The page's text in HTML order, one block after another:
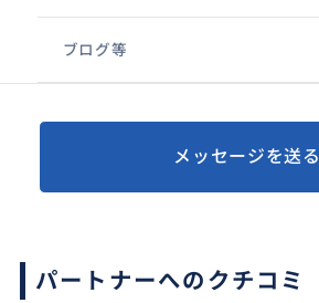
ブログ等
メッセージを送る
パートナーへのクチコミ